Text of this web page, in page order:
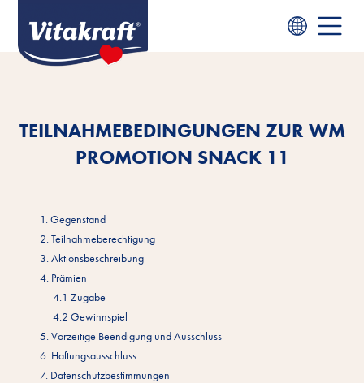
TEILNAHMEBEDINGUNGEN ZUR WM
PROMOTION SNACK 11
1. Gegenstand
2. Teilnahmeberechtigung
3. Aktionsbeschreibung
4. Prämien
4.1 Zugabe
4.2 Gewinnspiel
5. Vorzeitige Beendigung und Ausschluss
6. Haftungsausschluss
7. Datenschutzbestimmungen